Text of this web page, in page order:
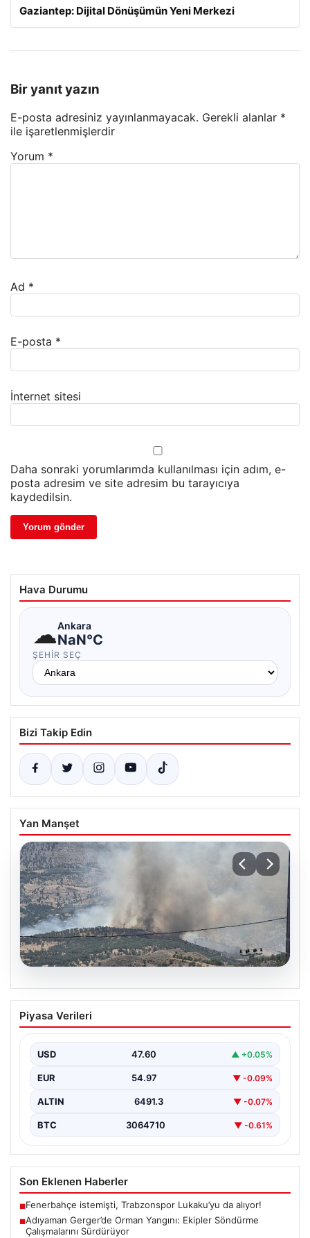
Gaziantep: Dijital Dönüşümün Yeni Merkezi
Bir yanıt yazın
E-posta adresiniz yayınlanmayacak. Gerekli alanlar *
ile işaretlenmişlerdir
Yorum *
Ad *
E-posta *
İnternet sitesi
Daha sonraki yorumlarımda kullanılması için adım, e-
posta adresim ve site adresim bu tarayıcıya
kaydedilsin.
Hava Durumu
☁Ankara
NaN°C
ŞEHIR SEÇ
Bizi Takip Edin
Yan Manşet
06.08.2026
Adıyaman Gerger’de Orman Yangını:
Ekipler Söndürme Çalışmalarını
Adıyaman’ın Gerger ilçesinde çıkan orman yangını,
Kütüklü köyleri…
Piyasa Verileri
USD 47.60 ▲ +0.05%
EUR 54.97 ▼ -0.09%
ALTIN 6491.3 ▼ -0.07%
BTC 3064710 ▼ -0.61%
Son Eklenen Haberler
■Fenerbahçe istemişti, Trabzonspor Lukaku’yu da alıyor!
■Adıyaman Gerger’de Orman Yangını: Ekipler Söndürme
Çalışmalarını Sürdürüyor